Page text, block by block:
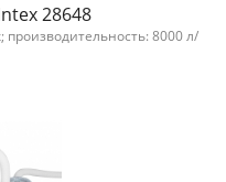
28648
8000 л/